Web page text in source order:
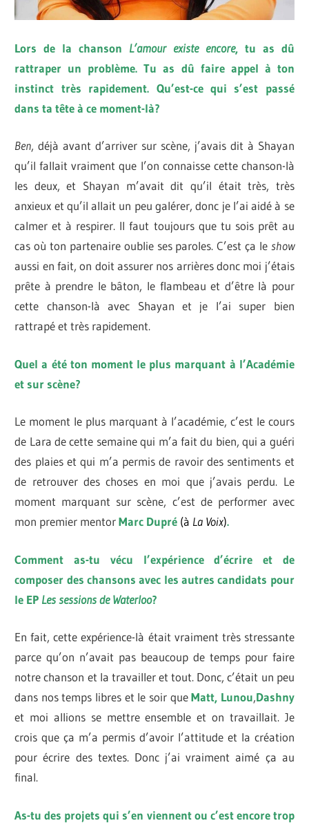
Lors de la chanson L’amour existe encore, tu as dû
rattraper un problème. Tu as dû faire appel à ton
instinct très rapidement. Qu’est-ce qui s’est passé
dans ta tête à ce moment-là?
Ben, déjà avant d’arriver sur scène, j’avais dit à Shayan
qu’il fallait vraiment que l’on connaisse cette chanson-là
les deux, et Shayan m’avait dit qu’il était très, très
anxieux et qu’il allait un peu galérer, donc je l’ai aidé à se
calmer et à respirer. Il faut toujours que tu sois prêt au
cas où ton partenaire oublie ses paroles. C’est ça le show
aussi en fait, on doit assurer nos arrières donc moi j’étais
prête à prendre le bâton, le flambeau et d’être là pour
cette chanson-là avec Shayan et je l’ai super bien
rattrapé et très rapidement.
Quel a été ton moment le plus marquant à l’Académie
et sur scène?
Le moment le plus marquant à l’académie, c’est le cours
de Lara de cette semaine qui m’a fait du bien, qui a guéri
des plaies et qui m’a permis de ravoir des sentiments et
de retrouver des choses en moi que j’avais perdu. Le
moment marquant sur scène, c’est de performer avec
mon premier mentorMarc Dupré (à La Voix).
Comment as-tu vécu l’expérience d’écrire et de
composer des chansons avec les autres candidats pour
le EP Les sessions de Waterloo?
En fait, cette expérience-là était vraiment très stressante
parce qu’on n’avait pas beaucoup de temps pour faire
notre chanson et la travailler et tout. Donc, c’était un peu
dans nos temps libres et le soir queMatt, Lunou,Dashny
et moi allions se mettre ensemble et on travaillait. Je
crois que ça m’a permis d’avoir l’attitude et la création
pour écrire des textes. Donc j’ai vraiment aimé ça au
final.
As-tu des projets qui s’en viennent ou c’est encore trop